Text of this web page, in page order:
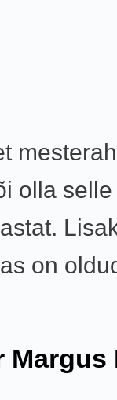
olla selle
on
Margus